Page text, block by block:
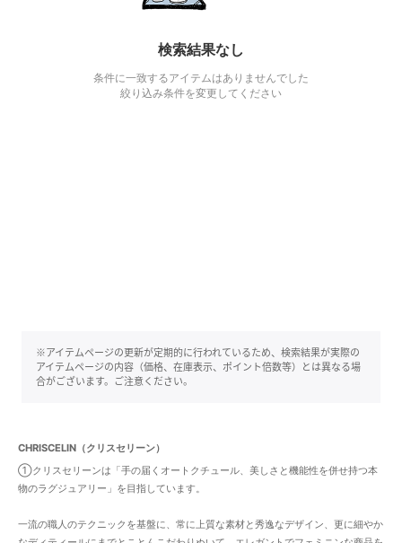
検索結果なし
条件に一致するアイテムはありませんでした
絞り込み条件を変更してください
※アイテムページの更新が定期的に行われているため、検索結果が実際の
アイテムページの内容（価格、在庫表示、ポイント倍数等）とは異なる場
合がございます。ご注意ください。
CHRISCELIN（クリスセリーン）
①クリスセリーンは「手の届くオートクチュール、美しさと機能性を併せ持つ本
物のラグジュアリー」を目指しています。
一流の職人のテクニックを基盤に、常に上質な素材と秀逸なデザイン、更に細やか